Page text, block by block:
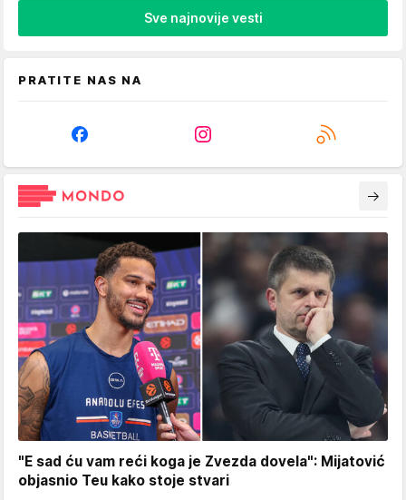
Sve najnovije vesti
PRATITE NAS NA
"E sad ću vam reći koga je Zvezda dovela": Mijatović
objasnio Teu kako stoje stvari